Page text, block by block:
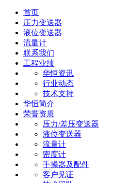
首页
压力变送器
液位变送器
流量计
联系我们
工程业绩
华恒资讯
行业动态
技术支持
华恒简介
荣誉资质
压力/差压变送器
液位变送器
流量计
密度计
手操器及配件
客户见证